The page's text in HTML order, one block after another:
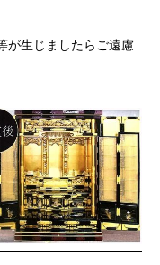
が生じましたらご遠慮